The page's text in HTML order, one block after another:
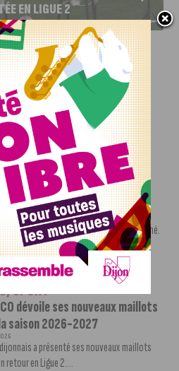
EN LIGUE 2
,SPORT
: Rencontre avec Pierre-Henri
l’artisan de la montée en
est de retour en Ligue 2 après trois ans
La saison...
,SPORT
arrivée à la JDA Basket,
Thompson est dijonnais
estival de la JDA n’est pas encore terminé.
recrue vient...
,SPORT
dévoile ses nouveaux maillots
saison 2026-2027
a présenté ses nouveaux maillots
retour en Ligue 2....